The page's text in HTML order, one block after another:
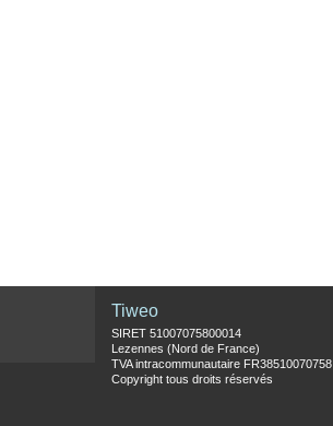
Tiweo
SIRET 51007075800014
Lezennes (Nord de France)
TVA intracommunautaire FR38510070758
Copyright tous droits réservés